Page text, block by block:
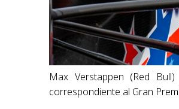
Max Verstappen (Red
correspondiente al Gran